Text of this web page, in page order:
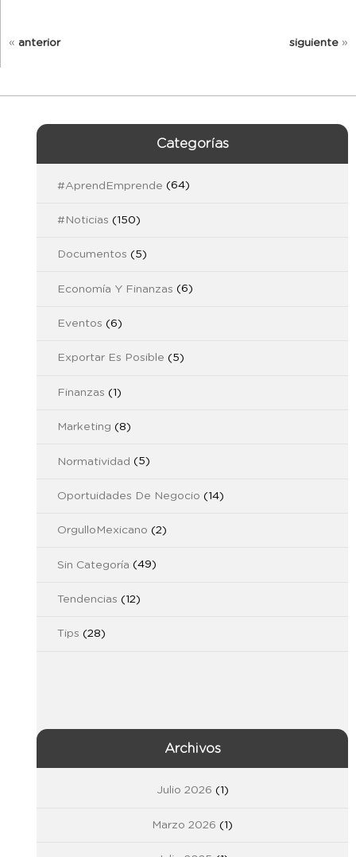
« anterior siguiente »
Categorías
#AprendEmprende (64)
#Noticias (150)
Documentos (5)
Economía Y Finanzas (6)
Eventos (6)
Exportar Es Posible (5)
Finanzas (1)
Marketing (8)
Normatividad (5)
Oportuidades De Negocio (14)
OrgulloMexicano (2)
Sin Categoría (49)
Tendencias (12)
Tips (28)
Archivos
Julio 2026 (1)
Marzo 2026 (1)